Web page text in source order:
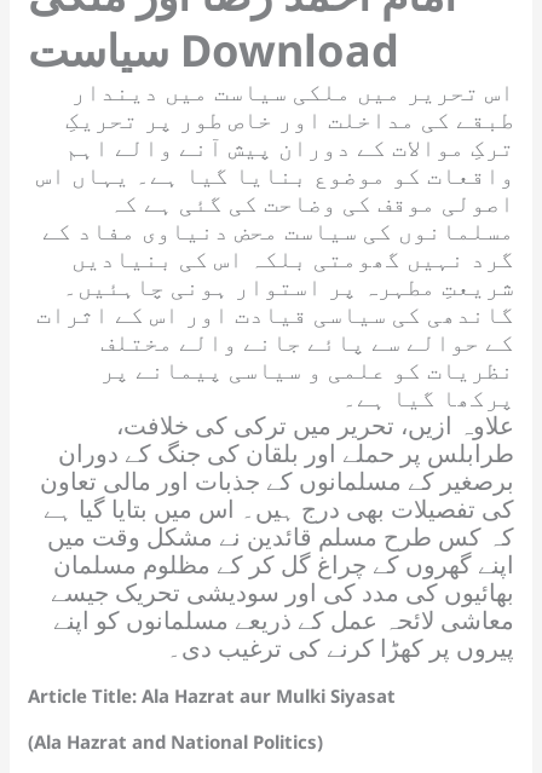
سیاست Download
اس تحریر میں ملکی سیاست میں دیندار
طبقے کی مداخلت اور خاص طور پر تحریکِ
ترکِ موالات کے دوران پیش آنے والے اہم
واقعات کو موضوع بنایا گیا ہے۔ یہاں اس
اصولی موقف کی وضاحت کی گئی ہے کہ
مسلمانوں کی سیاست محض دنیاوی مفاد کے
گرد نہیں گھومتی بلکہ اس کی بنیادیں
شریعتِ مطہرہ پر استوار ہونی چاہئیں۔
گاندھی کی سیاسی قیادت اور اس کے اثرات
کے حوالے سے پائے جانے والے مختلف
نظریات کو علمی و سیاسی پیمانے پر
پرکھا گیا ہے۔
علاوہ ازیں، تحریر میں ترکی کی خلافت،
طرابلس پر حملے اور بلقان کی جنگ کے دوران
برصغیر کے مسلمانوں کے جذبات اور مالی تعاون
کی تفصیلات بھی درج ہیں۔ اس میں بتایا گیا ہے
کہ کس طرح مسلم قائدین نے مشکل وقت میں
اپنے گھروں کے چراغ گل کر کے مظلوم مسلمان
بھائیوں کی مدد کی اور سودیشی تحریک جیسے
معاشی لائحہ عمل کے ذریعے مسلمانوں کو اپنے
پیروں پر کھڑا کرنے کی ترغیب دی۔
Article Title: Ala Hazrat aur Mulki Siyasat
(Ala Hazrat and National Politics)